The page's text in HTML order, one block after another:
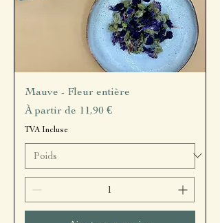
Mauve - Fleur entière
À partir de 11,90 €
Prix promotionnel
TVA Incluse